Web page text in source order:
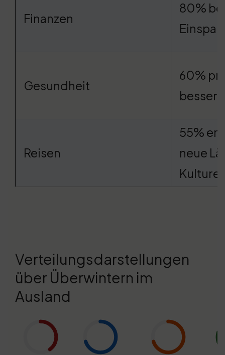
Finanzen
80%
Gesundheit
60%
Reisen
55%
neue
Verteilungsdarstellungen
über Überwintern im
Ausland